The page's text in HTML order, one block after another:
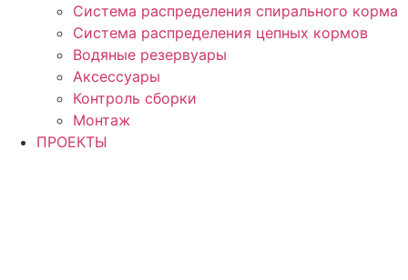
Система распределения спирального корма
Система распределения цепных кормов
Водяные резервуары
Аксессуары
Контроль сборки
Монтаж
ПРОЕКТЫ